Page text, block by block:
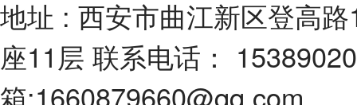
地址 : 西安市曲江新区登高
座11层 联系电话：
箱:1660879660@qq.com